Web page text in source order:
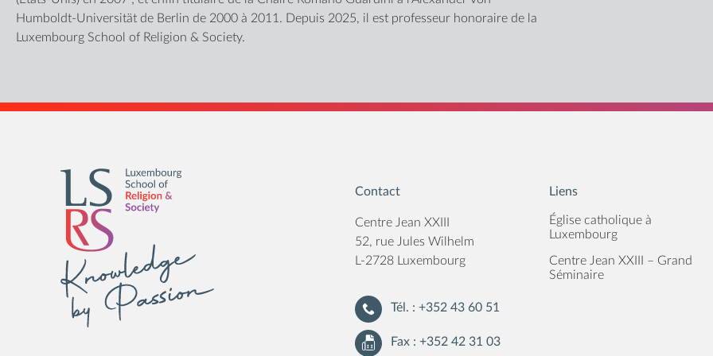
Andrea
Humboldt-Universität de Berlin de 2000 à 2011. Depuis 2025, il est professeur honoraire de la
Luxembourg School of Religion & Society.
Contact
Centre Jean XXIII
52, rue Jules Wilhelm
L-2728 Luxembourg
Tél. : +352 43 60 51
Fax : +352 42 31 03
Liens
Église catholique à
Luxembourg
Centre Jean XXIII – Grand
Séminaire